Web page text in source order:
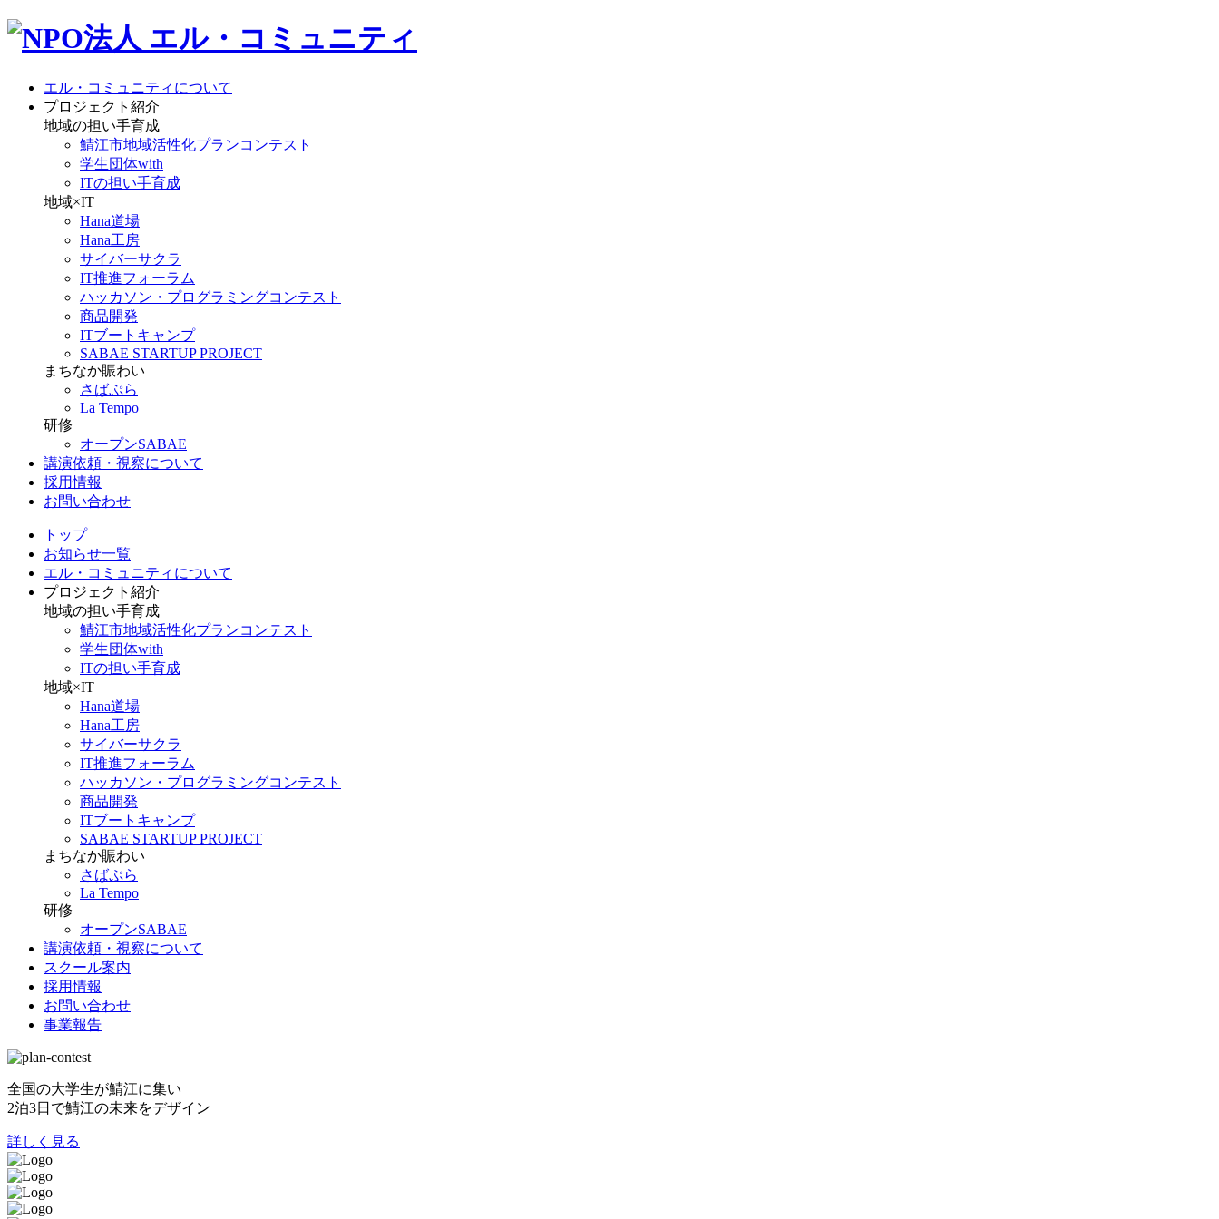
エル・コミュニティについて
プロジェクト紹介
地域の担い手育成
鯖江市地域活性化プランコンテスト
学生団体with
ITの担い手育成
地域×IT
Hana道場
Hana工房
サイバーサクラ
IT推進フォーラム
ハッカソン・プログラミングコンテスト
商品開発
ITブートキャンプ
SABAE STARTUP PROJECT
まちなか賑わい
さばぷら
La Tempo
研修
オープンSABAE
講演依頼・視察について
採用情報
お問い合わせ
トップ
お知らせ一覧
エル・コミュニティについて
プロジェクト紹介
地域の担い手育成
鯖江市地域活性化プランコンテスト
学生団体with
ITの担い手育成
地域×IT
Hana道場
Hana工房
サイバーサクラ
IT推進フォーラム
ハッカソン・プログラミングコンテスト
商品開発
ITブートキャンプ
SABAE STARTUP PROJECT
まちなか賑わい
さばぷら
La Tempo
研修
オープンSABAE
講演依頼・視察について
スクール案内
採用情報
お問い合わせ
事業報告
全国の大学生が鯖江に集い
2泊3日で鯖江の未来をデザイン
詳しく見る